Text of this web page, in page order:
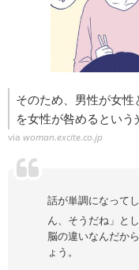
そのため、男性が女
を女性が咎めるという
via woman.excite.co.jp
話が単調になって
ん、そうだね」と
脳の違いなんだか
ょう。